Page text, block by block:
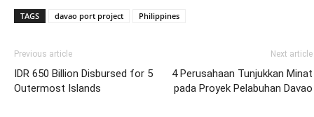
TAGS davao port project Philippines
Previous article
IDR 650 Billion Disbursed for 5
Outermost Islands
Next article
4 Perusahaan Tunjukkan Minat
pada Proyek Pelabuhan Davao